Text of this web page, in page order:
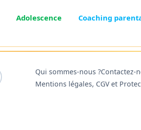
Adolescence Coaching
Qui sommes-nous ?Contactez-
Mentions légales, CGV et